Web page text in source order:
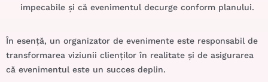
impecabile și că evenimentul decurge conform planului.
În esență, un organizator de evenimente este responsabil de
transformarea viziunii clienților în realitate și de asigurarea
că evenimentul este un succes deplin.